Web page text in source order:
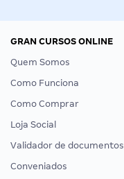
GRAN CURSOS ONLINE
Quem Somos
Como Funciona
Como Comprar
Loja Social
Validador de documentos
Conveniados